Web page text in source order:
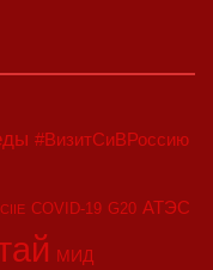
#ВизитСиВРоссию
CIIE COVID-19 G20 АТЭС
МИД